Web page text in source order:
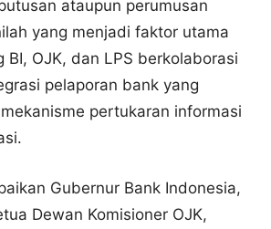
ataupun perumusan
yang menjadi faktor utama
BI, OJK, dan LPS berkolaborasi
pelaporan bank yang
pertukaran informasi
Gubernur Bank Indonesia,
Dewan Komisioner OJK,